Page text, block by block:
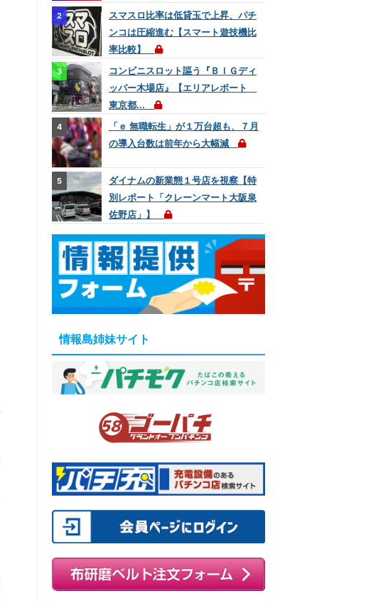
スマスロ比率は低貸玉で上昇、パチ
ンコは圧縮進む【スマート遊技機比
率比較】
コンビニスロット謳う『ＢＩＧディ
ッパー木場店』【エリアレポート
東京都...
「ｅ 無職転生」が１万台超も、７月
の導入台数は前年から大幅減
ダイナムの新業態１号店を視察【特
別レポート「クレーンマート大阪泉
佐野店」】
情報島姉妹サイト